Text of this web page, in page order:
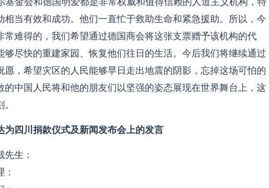
相当有效和成功。他们一直忙于救助生命和紧急援助。所以，今
常难得的，我们希望通过德国商会将这张支票赠予该机构的代
够尽快的重建家园、恢复他们往日的生活。今后我们将继续通过
愿，希望灾区的人民能够早日走出地震的阴影，忘掉这场可怕的
的中国人民将和他的朋友们以坚强的姿态展现在世界舞台上，这
为四川捐款仪式及新闻发布会上的发言
生：